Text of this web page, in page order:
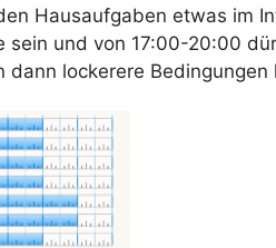
Hausaufgaben etwas im
sein und von 17:00-20:00
dann lockerere Bedingungen